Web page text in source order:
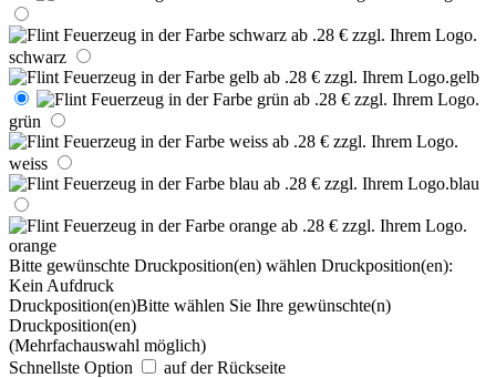
schwarz
gelb
grün
weiss
blau
orange
Bitte gewünschte Druckposition(en) wählen Druckposition(en):
Kein Aufdruck
Druckposition(en)Bitte wählen Sie Ihre gewünschte(n)
Druckposition(en)
(Mehrfachauswahl möglich)
Schnellste Option
auf der Rückseite